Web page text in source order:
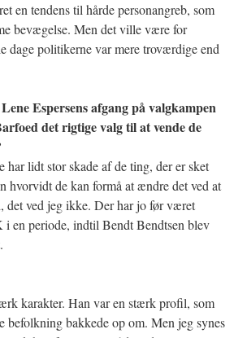
en tendens til hårde personangreb, som
bevægelse. Men det ville være for
dage politikerne var mere troværdige end
Espersens afgang på valgkampen
det rigtige valg til at vende de
har lidt stor skade af de ting, der er sket
hvorvidt de kan formå at ændre det ved at
det ved jeg ikke. Der har jo før været
en periode, indtil Bendt Bendtsen blev
karakter. Han var en stærk profil, som
befolkning bakkede op om. Men jeg synes